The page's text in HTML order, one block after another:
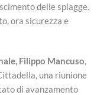
delle spiagge.
ora sicurezza e
Filippo Mancuso,
una riunione
di avanzamento